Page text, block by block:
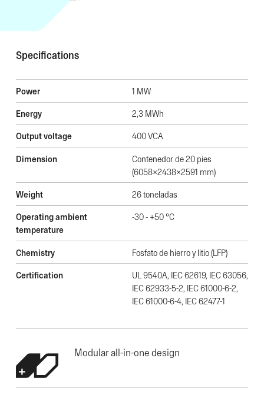
Specifications
Power 1 MW
Energy 2,3 MWh
Output voltage 400 VCA
Dimension
Contenedor de 20 pies
(6058x2438x2591 mm)
Weight 26 toneladas
Operating ambient
temperature
-30 - +50 °C
Chemistry Fosfato de hierro y litio (LFP)
Certification
UL 9540A, IEC 62619, IEC 63056,
IEC 62933-5-2, IEC 61000-6-2,
IEC 61000-6-4, IEC 62477-1
Modular all-in-one design